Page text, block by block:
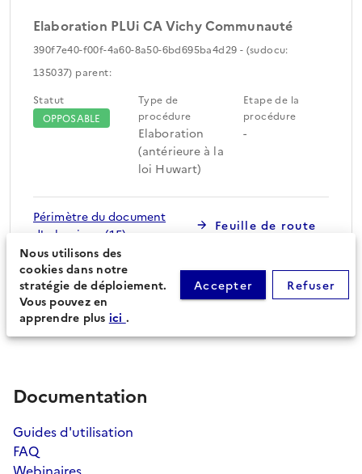
Elaboration PLUi CA Vichy Communauté
390f7e40-f00f-4a60-8a50-6bd695ba4d29 - (sudocu:
135037) parent:
Statut
OPPOSABLE
Type de
procédure
Elaboration
(antérieure à la
loi Huwart)
Etape de la
procédure
-
Périmètre du document
d'urbanisme (15)
Feuille de route
Procédures secondaires
Documentation
Guides d'utilisation
FAQ
Webinaires
Nous utilisons des
cookies dans notre
stratégie de déploiement.
Vous pouvez en
apprendre plus ici .
Accepter Refuser